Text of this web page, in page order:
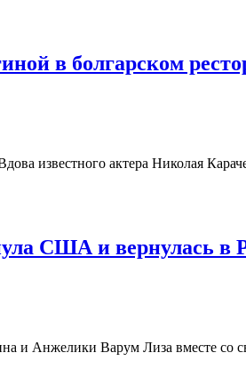
в болгарском
известного актера Николая
США и вернулась в
и Анжелики Варум Лиза вместе